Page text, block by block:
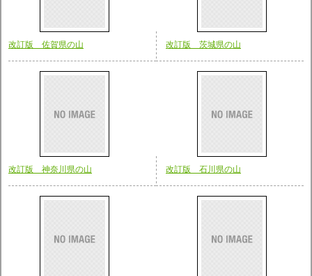
改訂版 佐賀県の山 改訂版 茨城県の山
改訂版 神奈川県の山 改訂版 石川県の山